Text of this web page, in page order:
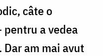
câte o
pentru a vedea
am mai avut